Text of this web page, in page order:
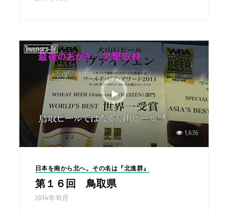
1,636
日本を南から北へ。その名は『北進群』
第１６回 鳥取県
2014年10月